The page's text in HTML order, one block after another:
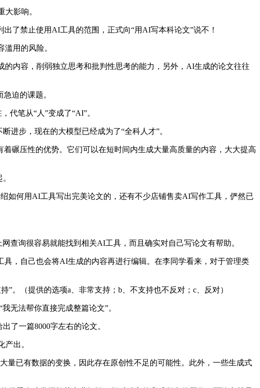
影响。
禁止使用AI工具的范围，正式向“用AI写本科论文”说不！
用的风险。
内容，削弱独立思考和批判性思考的能力，另外，AI生成的论文往往
迫的课题。
笔从“人”变成了“AI”。
步，现在的大模型已经成为了“全科人才”。
压性的优势。它们可以在短时间内生成大量高质量的内容，大大提高
何用AI工具写出完美论文的，还有不少店铺售卖AI写作工具，俨然已
询很容易就能找到相关AI工具，而且确实对自己写论文有帮助。
，自己也会将AI生成的内容再进行编辑。在李同学看来，对于管理类
（提供的选项a、非常支持；b、不支持也不反对；c、反对）
无法帮你直接完成整篇论文”。
了一篇8000字左右的论文。
出。
已有数据的变换，因此存在原创性不足的可能性。此外，一些生成式